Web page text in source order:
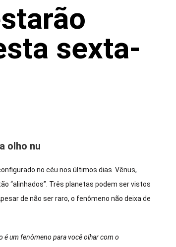
sexta-
olho nu
no céu nos últimos dias. Vênus,
“alinhados”. Três planetas podem ser vistos
de não ser raro, o fenômeno não deixa de
é um fenômeno para você olhar com o